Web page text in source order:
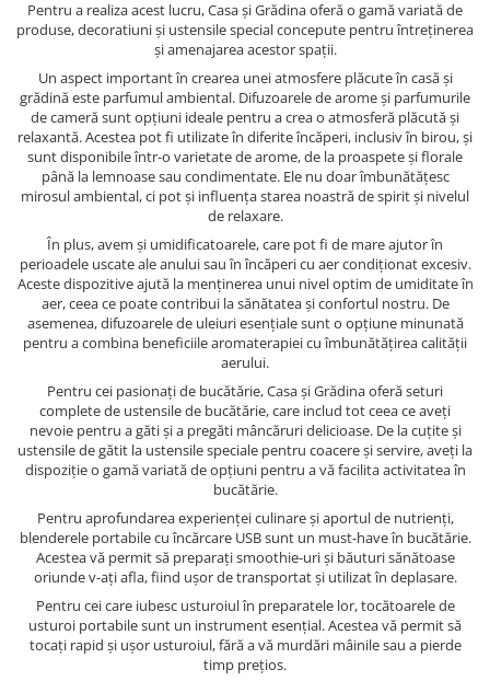
Pentru a realiza acest lucru, Casa și Grădina oferă o gamă variată de
produse, decoratiuni și ustensile special concepute pentru întreținerea
și amenajarea acestor spații.
Un aspect important în crearea unei atmosfere plăcute în casă și
grădină este parfumul ambiental. Difuzoarele de arome și parfumurile
de cameră sunt opțiuni ideale pentru a crea o atmosferă plăcută și
relaxantă. Acestea pot fi utilizate în diferite încăperi, inclusiv în birou, și
sunt disponibile într-o varietate de arome, de la proaspete și florale
până la lemnoase sau condimentate. Ele nu doar îmbunătățesc
mirosul ambiental, ci pot și influența starea noastră de spirit și nivelul
de relaxare.
În plus, avem și umidificatoarele, care pot fi de mare ajutor în
perioadele uscate ale anului sau în încăperi cu aer condiționat excesiv.
Aceste dispozitive ajută la menținerea unui nivel optim de umiditate în
aer, ceea ce poate contribui la sănătatea și confortul nostru. De
asemenea, difuzoarele de uleiuri esențiale sunt o opțiune minunată
pentru a combina beneficiile aromaterapiei cu îmbunătățirea calității
aerului.
Pentru cei pasionați de bucătărie, Casa și Grădina oferă seturi
complete de ustensile de bucătărie, care includ tot ceea ce aveți
nevoie pentru a găti și a pregăti mâncăruri delicioase. De la cuțite și
ustensile de gătit la ustensile speciale pentru coacere și servire, aveți la
dispoziție o gamă variată de opțiuni pentru a vă facilita activitatea în
bucătărie.
Pentru aprofundarea experienței culinare și aportul de nutrienți,
blenderele portabile cu încărcare USB sunt un must-have în bucătărie.
Acestea vă permit să preparați smoothie-uri și băuturi sănătoase
oriunde v-ați afla, fiind ușor de transportat și utilizat în deplasare.
Pentru cei care iubesc usturoiul în preparatele lor, tocătoarele de
usturoi portabile sunt un instrument esențial. Acestea vă permit să
tocați rapid și ușor usturoiul, fără a vă murdări mâinile sau a pierde
timp prețios.